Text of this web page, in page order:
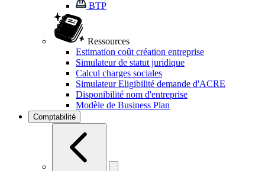
BTP
Ressources
Estimation coût création entreprise
Simulateur de statut juridique
Calcul charges sociales
Simulateur Eligibilité demande d'ACRE
Disponibilité nom d'entreprise
Modèle de Business Plan
Comptabilité